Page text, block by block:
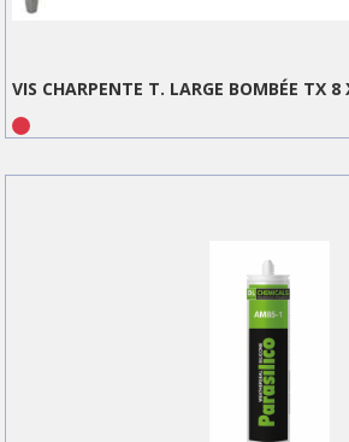
VIS CHARPENTE T. LARGE BOMBÉE TX 8